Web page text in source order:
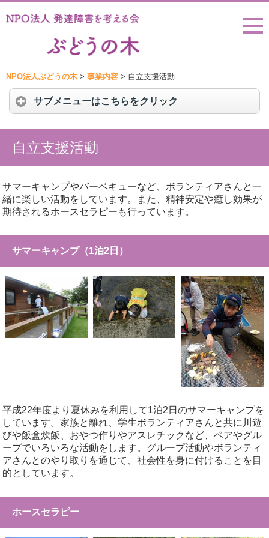
NPO法人ぶどうの木 > 事業内容 > 自立支援活動
サブメニューはこちらをクリック
自立支援活動
サマーキャンプやバーベキューなど、ボランティアさんと一
緒に楽しい活動をしています。また、精神安定や癒し効果が
期待されるホースセラピーも行っています。
サマーキャンプ（1泊2日）
平成22年度より夏休みを利用して1泊2日のサマーキャンプを
しています。家族と離れ、学生ボランティアさんと共に川遊
びや飯盒炊飯、おやつ作りやアスレチックなど、ペアやグル
ープでいろいろな活動をします。グループ活動やボランティ
アさんとのやり取りを通じて、社会性を身に付けることを目
的としています。
ホースセラピー